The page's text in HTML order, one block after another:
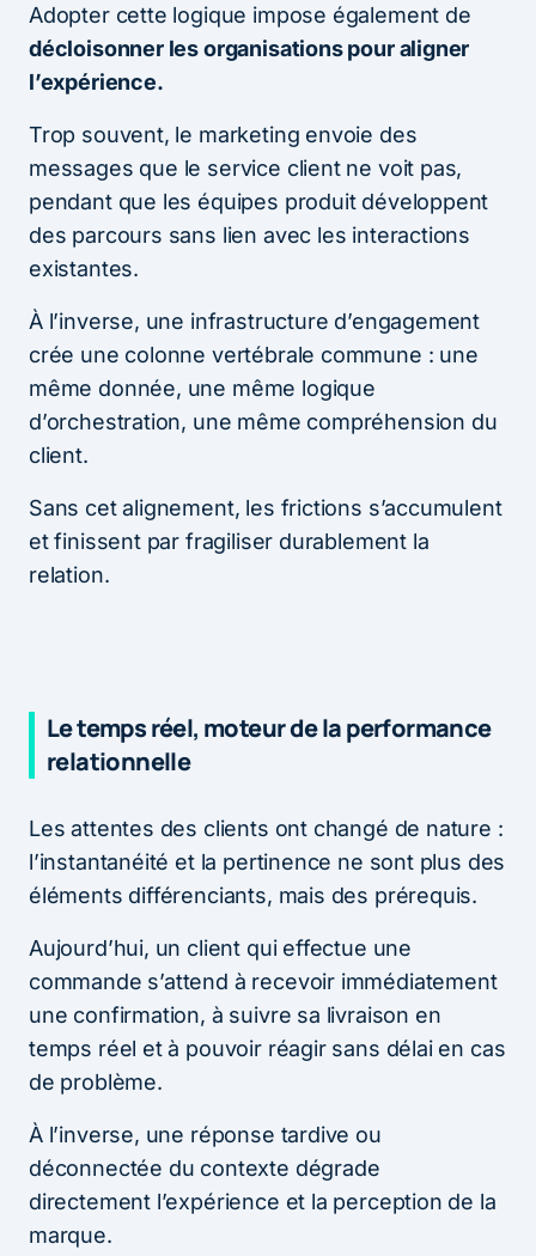
Adopter cette logique impose également de
décloisonner les organisations pour aligner
l’expérience.
Trop souvent, le marketing envoie des
messages que le service client ne voit pas,
pendant que les équipes produit développent
des parcours sans lien avec les interactions
existantes.
À l’inverse, une infrastructure d’engagement
crée une colonne vertébrale commune : une
même donnée, une même logique
d’orchestration, une même compréhension du
client.
Sans cet alignement, les frictions s’accumulent
et finissent par fragiliser durablement la
relation.
Le temps réel, moteur de la performance
relationnelle
Les attentes des clients ont changé de nature :
l’instantanéité et la pertinence ne sont plus des
éléments différenciants, mais des prérequis.
Aujourd’hui, un client qui effectue une
commande s’attend à recevoir immédiatement
une confirmation, à suivre sa livraison en
temps réel et à pouvoir réagir sans délai en cas
de problème.
À l’inverse, une réponse tardive ou
déconnectée du contexte dégrade
directement l’expérience et la perception de la
marque.